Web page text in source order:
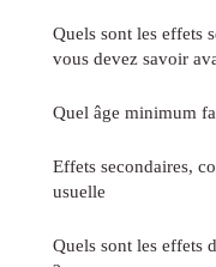
Quels sont les effets
vous devez savoir
Quel âge minimum
Effets secondaires,
usuelle
Quels sont les effets